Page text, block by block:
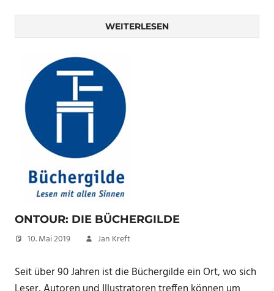
WEITERLESEN
ONTOUR: DIE BÜCHERGILDE
10. Mai 2019 Jan Kreft
Seit über 90 Jahren ist die Büchergilde ein Ort, wo sich